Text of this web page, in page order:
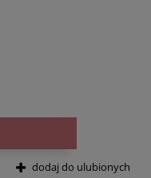
dodaj do ulubionych